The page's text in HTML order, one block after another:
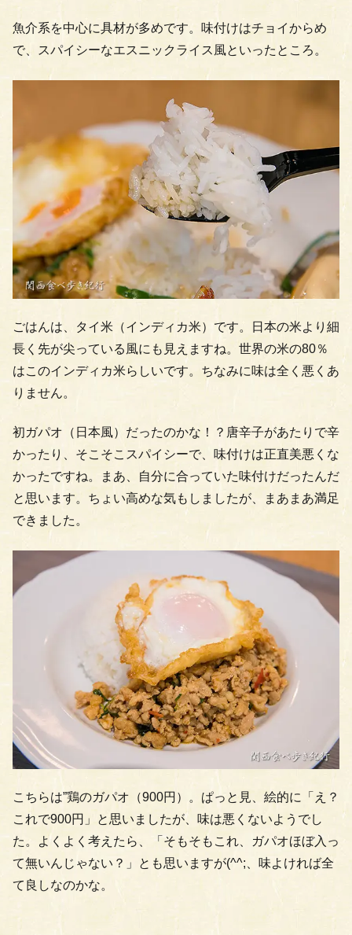
魚介系を中心に具材が多めです。味付けはチョイからめ
で、スパイシーなエスニックライス風といったところ。
ごはんは、タイ米（インディカ米）です。日本の米より細
長く先が尖っている風にも見えますね。世界の米の80％
はこのインディカ米らしいです。ちなみに味は全く悪くあ
りません。
初ガパオ（日本風）だったのかな！？唐辛子があたりで辛
かったり、そこそこスパイシーで、味付けは正直美悪くな
かったですね。まあ、自分に合っていた味付けだったんだ
と思います。ちょい高めな気もしましたが、まあまあ満足
できました。
こちらは”鶏のガパオ（900円）。ぱっと見、絵的に「え？
これで900円」と思いましたが、味は悪くないようでし
た。よくよく考えたら、「そもそもこれ、ガパオほぼ入っ
て無いんじゃない？」とも思いますが(^^;、味よければ全
て良しなのかな。